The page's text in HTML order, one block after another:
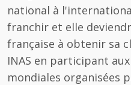
national à
franchir et elle
française à obtenir sa
INAS en participant
mondiales organisées